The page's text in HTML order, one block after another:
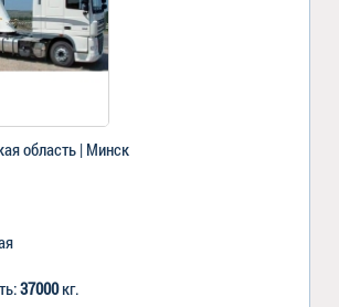
область | Минск
37000кг.